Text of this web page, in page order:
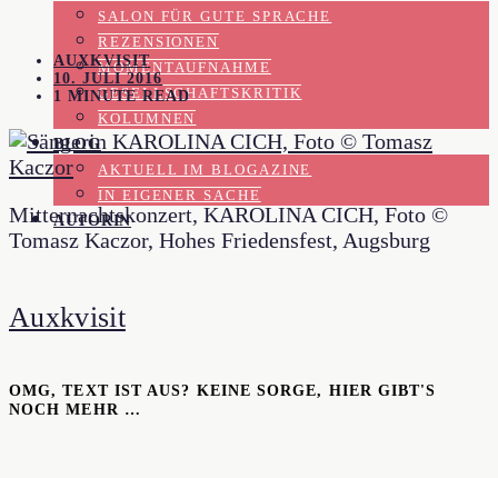
SALON FÜR GUTE SPRACHE
REZENSIONEN
MOMENTAUFNAHME
GESELLSCHAFTSKRITIK
KOLUMNEN
BLOG
AKTUELL IM BLOGAZINE
IN EIGENER SACHE
AUTORIN
AUXKVISIT
10. JULI 2016
1 MINUTE READ
Mitternachtskonzert, KAROLINA CICH, Foto ©
Tomasz Kaczor, Hohes Friedensfest, Augsburg
Auxkvisit
OMG, TEXT IST AUS? KEINE SORGE, HIER GIBT'S
NOCH MEHR …